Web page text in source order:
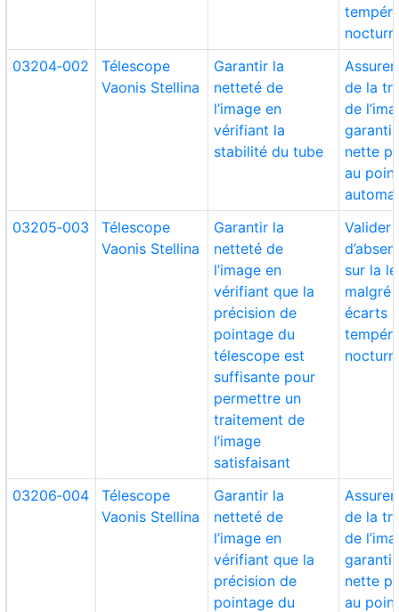
03204‑002
Télescope
Vaonis Stellina
Garantir la
netteté de
l’image en
vérifiant la
stabilité du tube
de la
de
nette
au
03205‑003
Télescope
Vaonis Stellina
Garantir la
netteté de
l’image en
vérifiant que la
précision de
pointage du
télescope est
suffisante pour
permettre un
traitement de
l’image
satisfaisant
Valider
sur la
malgré
écarts
03206‑004
Télescope
Vaonis Stellina
Garantir la
netteté de
l’image en
vérifiant que la
précision de
pointage du
de la
de
nette
au